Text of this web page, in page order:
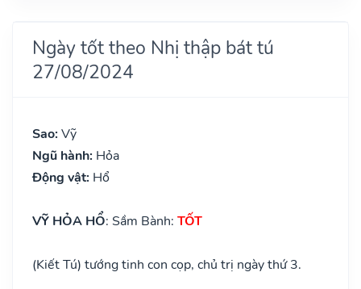
Ngày tốt theo Nhị thập bát tú
27/08/2024
Sao: Vỹ
Ngũ hành: Hỏa
Động vật: Hổ
VỸ HỎA HỔ: Sầm Bành: TỐT
(Kiết Tú) tướng tinh con cọp, chủ trị ngày thứ 3.